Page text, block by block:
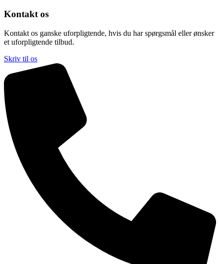
Kontakt os
Kontakt os ganske uforpligtende, hvis du har spørgsmål eller ønsker
et uforpligtende tilbud.
Skriv til os